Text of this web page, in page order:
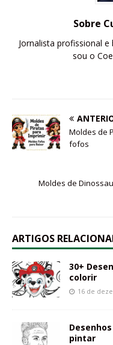
Sobre
Jornalista profissional
sou o
Moldes de
fofos
Moldes de
ARTIGOS
30+
colorir
16 de
pintar